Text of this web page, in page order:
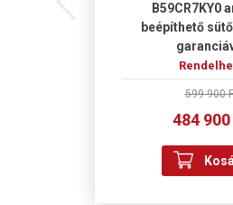
B59CR7KY0
beépíthető
599 900
484